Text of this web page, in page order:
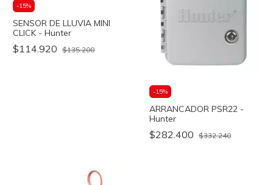
-15%
SENSOR DE LLUVIA MINI
CLICK - Hunter
$114.920 $135.200
-15%
ARRANCADOR PSR22 -
Hunter
$282.400 $332.240